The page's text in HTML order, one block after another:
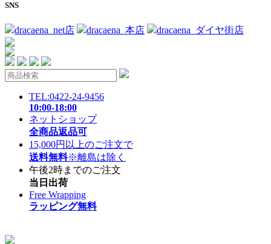
SNS
dracaena_net店 dracaena_本店 dracaena_ダイヤ街店
TEL:0422-24-9456
10:00-18:00
ネットショップ
全商品返品可
15,000円以上のご注文で
送料無料※離島は除く
午後2時までのご注文
当日出荷
Free Wrapping
ラッピング無料